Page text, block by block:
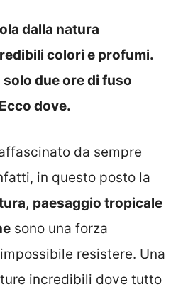
dalla natura
colori e profumi.
due ore di fuso
dove.
da sempre
in questo posto la
, paesaggio tropicale
sono una forza
resistere. Una
incredibili dove tutto